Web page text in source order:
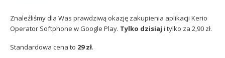
Znaleźliśmy dla Was prawdziwą okazję zakupienia aplikacji Kerio
Operator Softphone w Google Play. Tylko dzisiaj i tylko za 2,90 zł.
Standardowa cena to 29 zł.